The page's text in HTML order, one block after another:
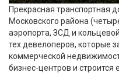
Прекрасная транспортная
Московского района
аэропорта, ЗСД и
тех девелоперов, которые
коммерческой
бизнес-центров и строится